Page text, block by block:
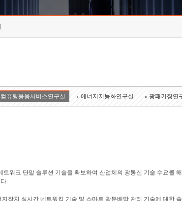
호남권연구
기획본부
퓨팅응용서비스연구실 에너지지능화연구실 광패키징연
트워크 단말 솔루션 기술을 확보하여 산업체의 광통신 기술 수요를
.
지장치 실시간 네트워킹 기술 및 스마트 광분배망 관리 기술에 대한